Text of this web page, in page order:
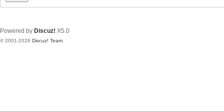
Powered by Discuz! X5.0
© 2001-2026 Discuz! Team